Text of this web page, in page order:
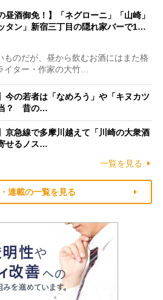
昼酒御免！】「ネグローニ」「山崎」
タン」新宿三丁目の隠れ家バーで1…
のだが、昼から飲むお酒にはまた格
ター・作家の大竹…
今の若者は「なめろう」や「キヌカツ
当？ 昔の…
京急線で多摩川越えて「川崎の大衆酒
せるノス…
一覧を見る
連載の一覧を見る